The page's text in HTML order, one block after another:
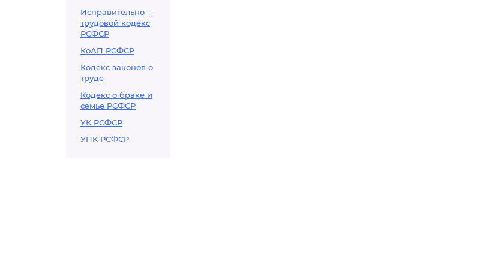
Исправительно -
трудовой кодекс
РСФСР
КоАП РСФСР
Кодекс законов о
труде
Кодекс о браке и
семье РСФСР
УК РСФСР
УПК РСФСР